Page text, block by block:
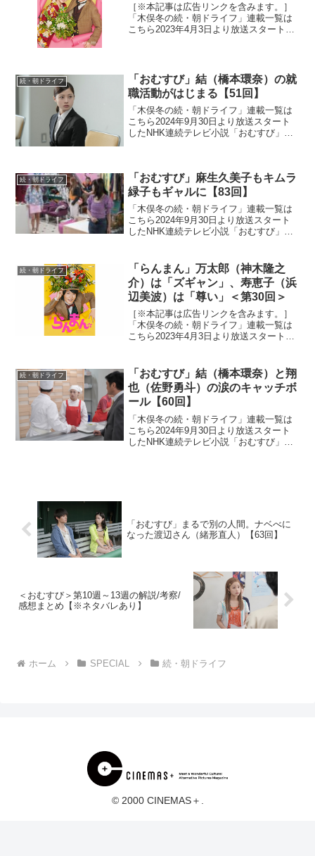
［※本記事は広告リンクを含みます。］
「木俣冬の続・朝ドライフ」連載一覧は
こちら2023年4月3日より放送スタートし
デルにオリジナルス...
続・朝ドライフ
「おむすび」結（橋本環奈）の就
職活動がはじまる【51回】
「木俣冬の続・朝ドライフ」連載一覧は
こちら2024年9月30日より放送スタート
したNHK連続テレビ小説「おむすび」。
いた...
続・朝ドライフ
「おむすび」麻生久美子もキムラ
緑子もギャルに【83回】
「木俣冬の続・朝ドライフ」連載一覧は
こちら2024年9月30日より放送スタート
したNHK連続テレビ小説「おむすび」。
岡・糸島で両親や祖父母と共に暮らして
いた...
続・朝ドライフ
「らんまん」万太郎（神木隆之
介）は「ズギャン」、寿恵子（浜
辺美波）は「尊い」＜第30回＞
［※本記事は広告リンクを含みます。］
「木俣冬の続・朝ドライフ」連載一覧は
こちら2023年4月3日より放送スタートし
出身の植物学者・牧野富太郎の人生をモ
デルにオリジナルス...
続・朝ドライフ
「おむすび」結（橋本環奈）と翔
也（佐野勇斗）の涙のキャッチボ
ール【60回】
「木俣冬の続・朝ドライフ」連載一覧は
こちら2024年9月30日より放送スタート
したNHK連続テレビ小説「おむすび」。
「おむすび」まるで別の人間。ナベべに
なった渡辺さん（緒形直人）【63回】
＜おむすび＞第10週～13週の解説/考察/
感想まとめ【※ネタバレあり】
ホーム SPECIAL 続・朝ドライフ
© 2000 CINEMAS＋.